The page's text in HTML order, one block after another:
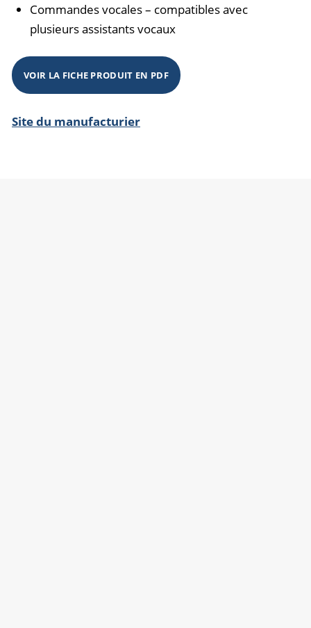
Commandes vocales – compatibles avec
plusieurs assistants vocaux
VOIR LA FICHE PRODUIT EN PDF
Site du manufacturier